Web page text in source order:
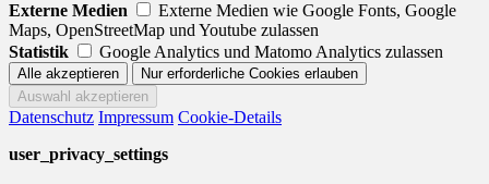
Externe Medien
Externe Medien wie Google Fonts, Google
Maps, OpenStreetMap und Youtube zulassen
Statistik
Google Analytics und Matomo Analytics zulassen
Datenschutz Impressum Cookie-Details
user_privacy_settings